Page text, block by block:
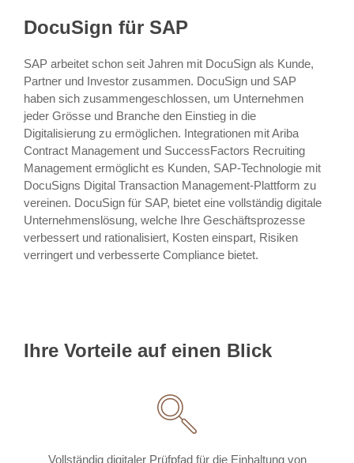
DocuSign für SAP
SAP arbeitet schon seit Jahren mit DocuSign als Kunde,
Partner und Investor zusammen. DocuSign und SAP
haben sich zusammengeschlossen, um Unternehmen
jeder Grösse und Branche den Einstieg in die
Digitalisierung zu ermöglichen. Integrationen mit Ariba
Contract Management und SuccessFactors Recruiting
Management ermöglicht es Kunden, SAP-Technologie mit
DocuSigns Digital Transaction Management-Plattform zu
vereinen. DocuSign für SAP, bietet eine vollständig digitale
Unternehmenslösung, welche Ihre Geschäftsprozesse
verbessert und rationalisiert, Kosten einspart, Risiken
verringert und verbesserte Compliance bietet.
Ihre Vorteile auf einen Blick
Vollständig digitaler Prüfpfad für die Einhaltung von